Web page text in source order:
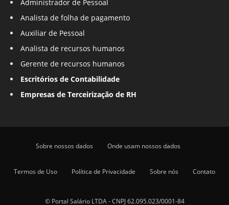
Administrador de Pessoal
Analista de folha de pagamento
Auxiliar de Pessoal
Analista de recursos humanos
Gerente de recursos humanos
Escritórios de Contabilidade
Empresas de Terceirização de RH
Sobre nossos dados Onde usam nossos dados
Termos de Uso Política de Privacidade Sobre nós Contato
© Portal Salário LTDA - CNPJ 62.095.023/0001-84